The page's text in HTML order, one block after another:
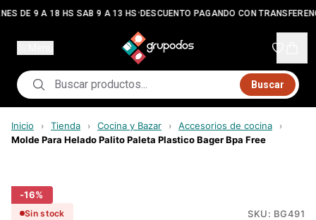
DE 9 A 18 HS SAB 9 A 13 HS•DESCUENTO PAGANDO CON
Buscar
Inicio › Tienda › Cocina y Bazar › Accesorios de cocina ›
Molde Para Helado Palito Paleta Plastico Bager Bpa Free
-16%
Sin stock SKU: BG491